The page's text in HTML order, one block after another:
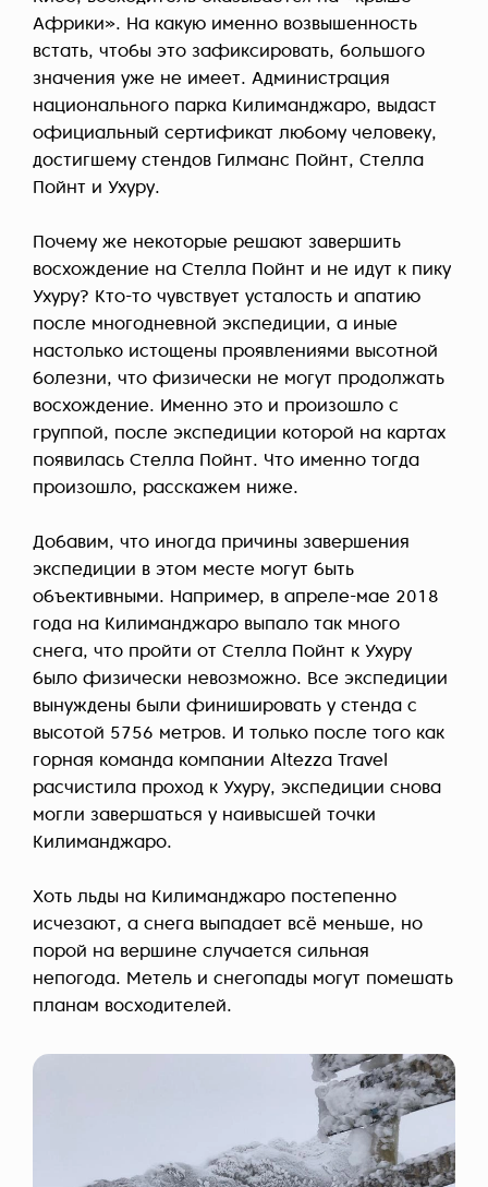
Африки». На какую именно возвышенность
встать, чтобы это зафиксировать, большого
значения уже не имеет. Администрация
национального парка Килиманджаро, выдаст
официальный сертификат любому человеку,
достигшему стендов Гилманс Пойнт, Стелла
Пойнт и Ухуру.
Почему же некоторые решают завершить
восхождение на Стелла Пойнт и не идут к пику
Ухуру? Кто-то чувствует усталость и апатию
после многодневной экспедиции, а иные
настолько истощены проявлениями высотной
болезни, что физически не могут продолжать
восхождение. Именно это и произошло с
группой, после экспедиции которой на картах
появилась Стелла Пойнт. Что именно тогда
произошло, расскажем ниже.
Добавим, что иногда причины завершения
экспедиции в этом месте могут быть
объективными. Например, в апреле-мае 2018
года на Килиманджаро выпало так много
снега, что пройти от Стелла Пойнт к Ухуру
было физически невозможно. Все экспедиции
вынуждены были финишировать у стенда с
высотой 5756 метров. И только после того как
горная команда компании Altezza Travel
расчистила проход к Ухуру, экспедиции снова
могли завершаться у наивысшей точки
Килиманджаро.
Хоть льды на Килиманджаро постепенно
исчезают, а снега выпадает всё меньше, но
порой на вершине случается сильная
непогода. Метель и снегопады могут помешать
планам восходителей.